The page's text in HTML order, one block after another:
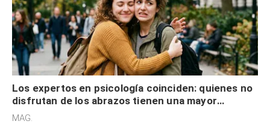
Los expertos en psicología coinciden: quienes no
disfrutan de los abrazos tienen una mayor
sensibilidad a los estímulos físicos y no es por
MAG.